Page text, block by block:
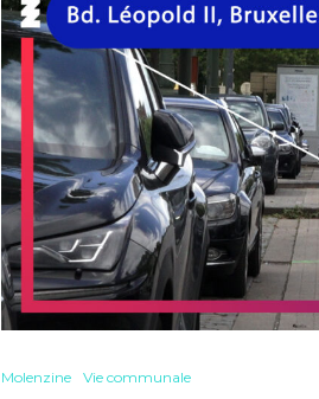
Molenzine Vie communale